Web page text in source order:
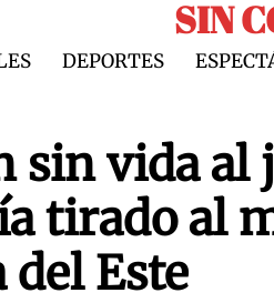
SIN
DEPORTES
sin vida al
tirado al
Este